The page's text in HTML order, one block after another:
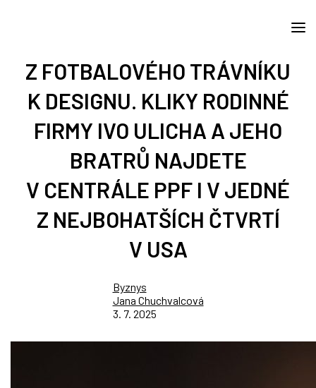
Z FOTBALOVÉHO TRÁVNÍKU
K DESIGNU. KLIKY RODINNÉ
FIRMY IVO ULICHA A JEHO
BRATRŮ NAJDETE
V CENTRÁLE PPF I V JEDNÉ
Z NEJBOHATŠÍCH ČTVRTÍ
V USA
Byznys
Jana Chuchvalcová
3. 7. 2025